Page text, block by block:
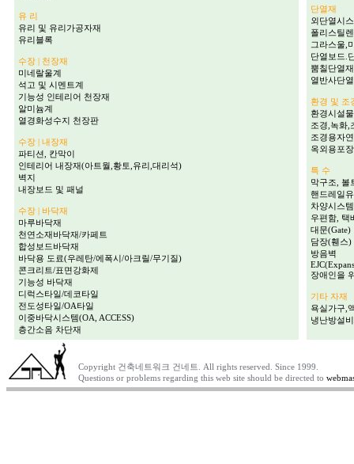
유 리
유리 및 유리가공자재
유리블록
수장 | 천장재
미네랄울계
석고 및 시멘트계
기능성 인테리어 천장재
알미늄계
열경화성수지 천장판
수장 | 내장재
파티션, 칸막이
인테리어 내장재(아트월,황토,유리,대리석)
벽지
내장보드 및 패널
수장 | 바닥재
마루바닥재
천연소재바닥재/카페트
합성보드바닥재
바닥용 도료(우레탄/에폭시/아크릴/무기질)
콘크리트/표면강화제
기능성 바닥재
디럭스타일/데코타일
전도성타일/OA타일
이중바닥시스템(OA, ACCESS)
층간소음 차단재
단열재
외단열시
폴리스틸
그라스울,
단열보드.
뿜칠단열
열반사단
환경 및 조
환경시설
조경,녹화,
조경용자
옥외용포
특 수
막구조, 볼
핸드레일
차양시스
우편함, 택
대문(Gate)
담장(휀스)
방음벽
장애인을
기타 자재
욕실가구,
냉난방설
Copyright 건축네트워크 건네트. All rights reserved. Since 1999.
Questions or problems regarding this web site should be directed to